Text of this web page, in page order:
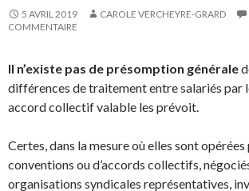
5 AVRIL 2019 CAROLE VERCHEYRE-GRARD
COMMENTAIRE
Il n’existe pas de présomption générale
différences de traitement entre salariés par
accord collectif valable les prévoit.
Certes, dans la mesure où elles sont
conventions ou d’accords collectifs,
organisations syndicales représentatives,